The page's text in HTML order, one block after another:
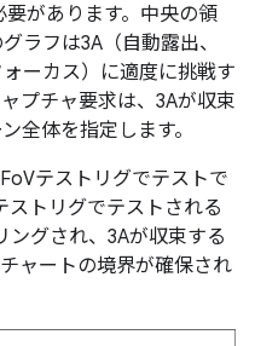
があります。中央の領
ラフは3A（自動露出、
ーカス）に適度に挑戦す
プチャ要求は、3Aが収束
全体を指定します。
テストリグでテストで
ストリグでテストされる
グされ、3Aが収束する
ャートの境界が確保され